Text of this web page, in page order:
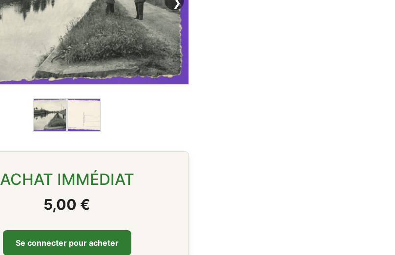
❯
ACHAT IMMÉDIAT
5,00 €
Se connecter pour acheter